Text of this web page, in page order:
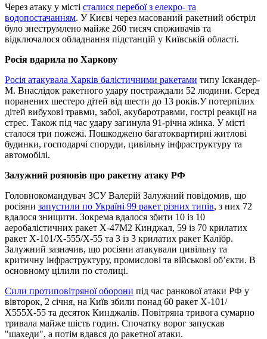
Через атаку у місті сталися перебої з елекро- та
водопостачанням. У Києві через масований ракетний обстріл
було знеструмлено майже 260 тисяч споживачів та
відключалося обладнання підстанцій у Київській області.
Росія вдарила по Харкову
Росія атакувала Харків балістичними ракетами типу Іскандер-
М. Внаслідок ракетного удару постраждали 52 людини. Серед
поранених шестеро дітей від шести до 13 років.У потерпілих
дітей вибухові травми, забої, акубаротравми, гострі реакції на
стрес. Також під час удару загинула 91-річна жінка. У місті
сталося три пожежі. Пошкоджено багатоквартирні житлові
будинки, господарчі споруди, цивільну інфраструктуру та
автомобілі.
Залужний розповів про ракетну атаку РФ
Головнокомандувач ЗСУ Валерій Залужний повідомив, що
росіяни запустили по Україні 99 ракет різних типів, з них 72
вдалося знищити. Зокрема вдалося збити 10 із 10
аеробалістичних ракет Х-47М2 Кинджал, 59 із 70 крилатих
ракет Х-101/Х-555/Х-55 та 3 із 3 крилатих ракет Калібр.
Залужний зазначив, що росіяни атакували цивільну та
критичну інфраструктуру, промислові та військові об’єкти. В
основному цілили по столиці.
Сили протиповітряної оборони під час ранкової атаки РФ у
вівторок, 2 січня, на Київ збили понад 60 ракет Х-101/
Х555Х-55 та десяток Кинджалів. Повітряна тривога сумарно
тривала майже шість годин. Спочатку ворог запускав
"шахеди", а потім вдався до ракетної атаки.